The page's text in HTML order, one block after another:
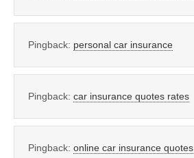
Pingback: personal car insurance
Pingback: car insurance quotes rates
Pingback: online car insurance quotes